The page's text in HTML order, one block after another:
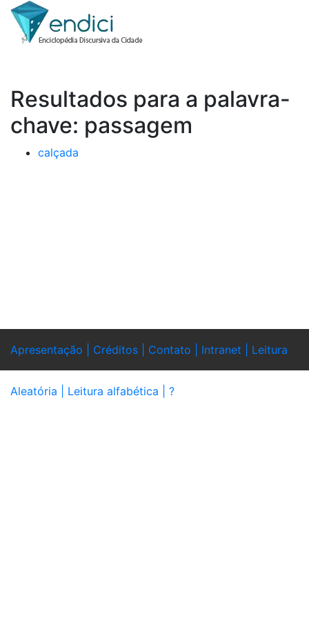
Resultados para a palavra-
chave: passagem
calçada
Apresentação | Créditos | Contato | Intranet | Leitura
Aleatória | Leitura alfabética | ?